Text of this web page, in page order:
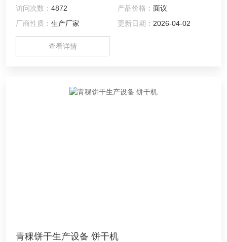
机,长崎蛋糕自动打发机 蛋糕蛋液搅拌打发机在蛋糕生产过程
中，蛋糕浆料打发的质量决定了蛋糕产品的质量。蛋糕打发机
主要适用于海绵肉松长崎戚风奶油瑞士卷等蛋糕浆料打发，产
能达到300-600kg/小时。
访问次数：4872 产品价格： 面议
厂商性质：生产厂家 更新日期： 2026-04-02
查看详情
青稞饼干生产设备 饼干机